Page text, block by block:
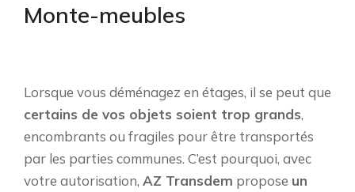
Monte-meubles
Lorsque vous déménagez en étages, il se peut que
certains de vos objets soient trop grands,
encombrants ou fragiles pour être transportés
par les parties communes. C’est pourquoi, avec
votre autorisation, AZ Transdem propose un